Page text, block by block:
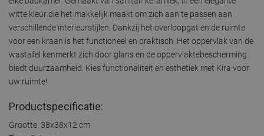
witte kleur die het makkelijk maakt om zich aan te passen aan
verschillende interieurstijlen. Dankzij het overloopgat en de ruimte
voor een kraan is het functioneel en praktisch. Het oppervlak van de
wastafel kenmerkt zich door glans en de oppervlaktebescherming
biedt duurzaamheid. Kies functionaliteit en esthetiek met Kira voor
uw ruimte!
Productspecificatie:
Grootte: 38x38x12 cm